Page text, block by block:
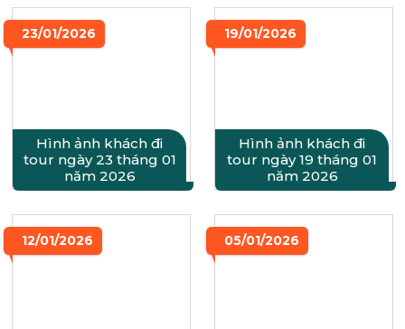
23/01/2026
Hình ảnh khách đi
tour ngày 23 tháng 01
năm 2026
19/01/2026
Hình ảnh khách đi
tour ngày 19 tháng 01
năm 2026
12/01/2026 05/01/2026